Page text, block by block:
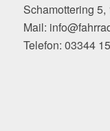
Schamottering 5,
Mail:
Telefon: 03344